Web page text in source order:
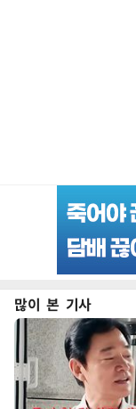
많이 본 기사